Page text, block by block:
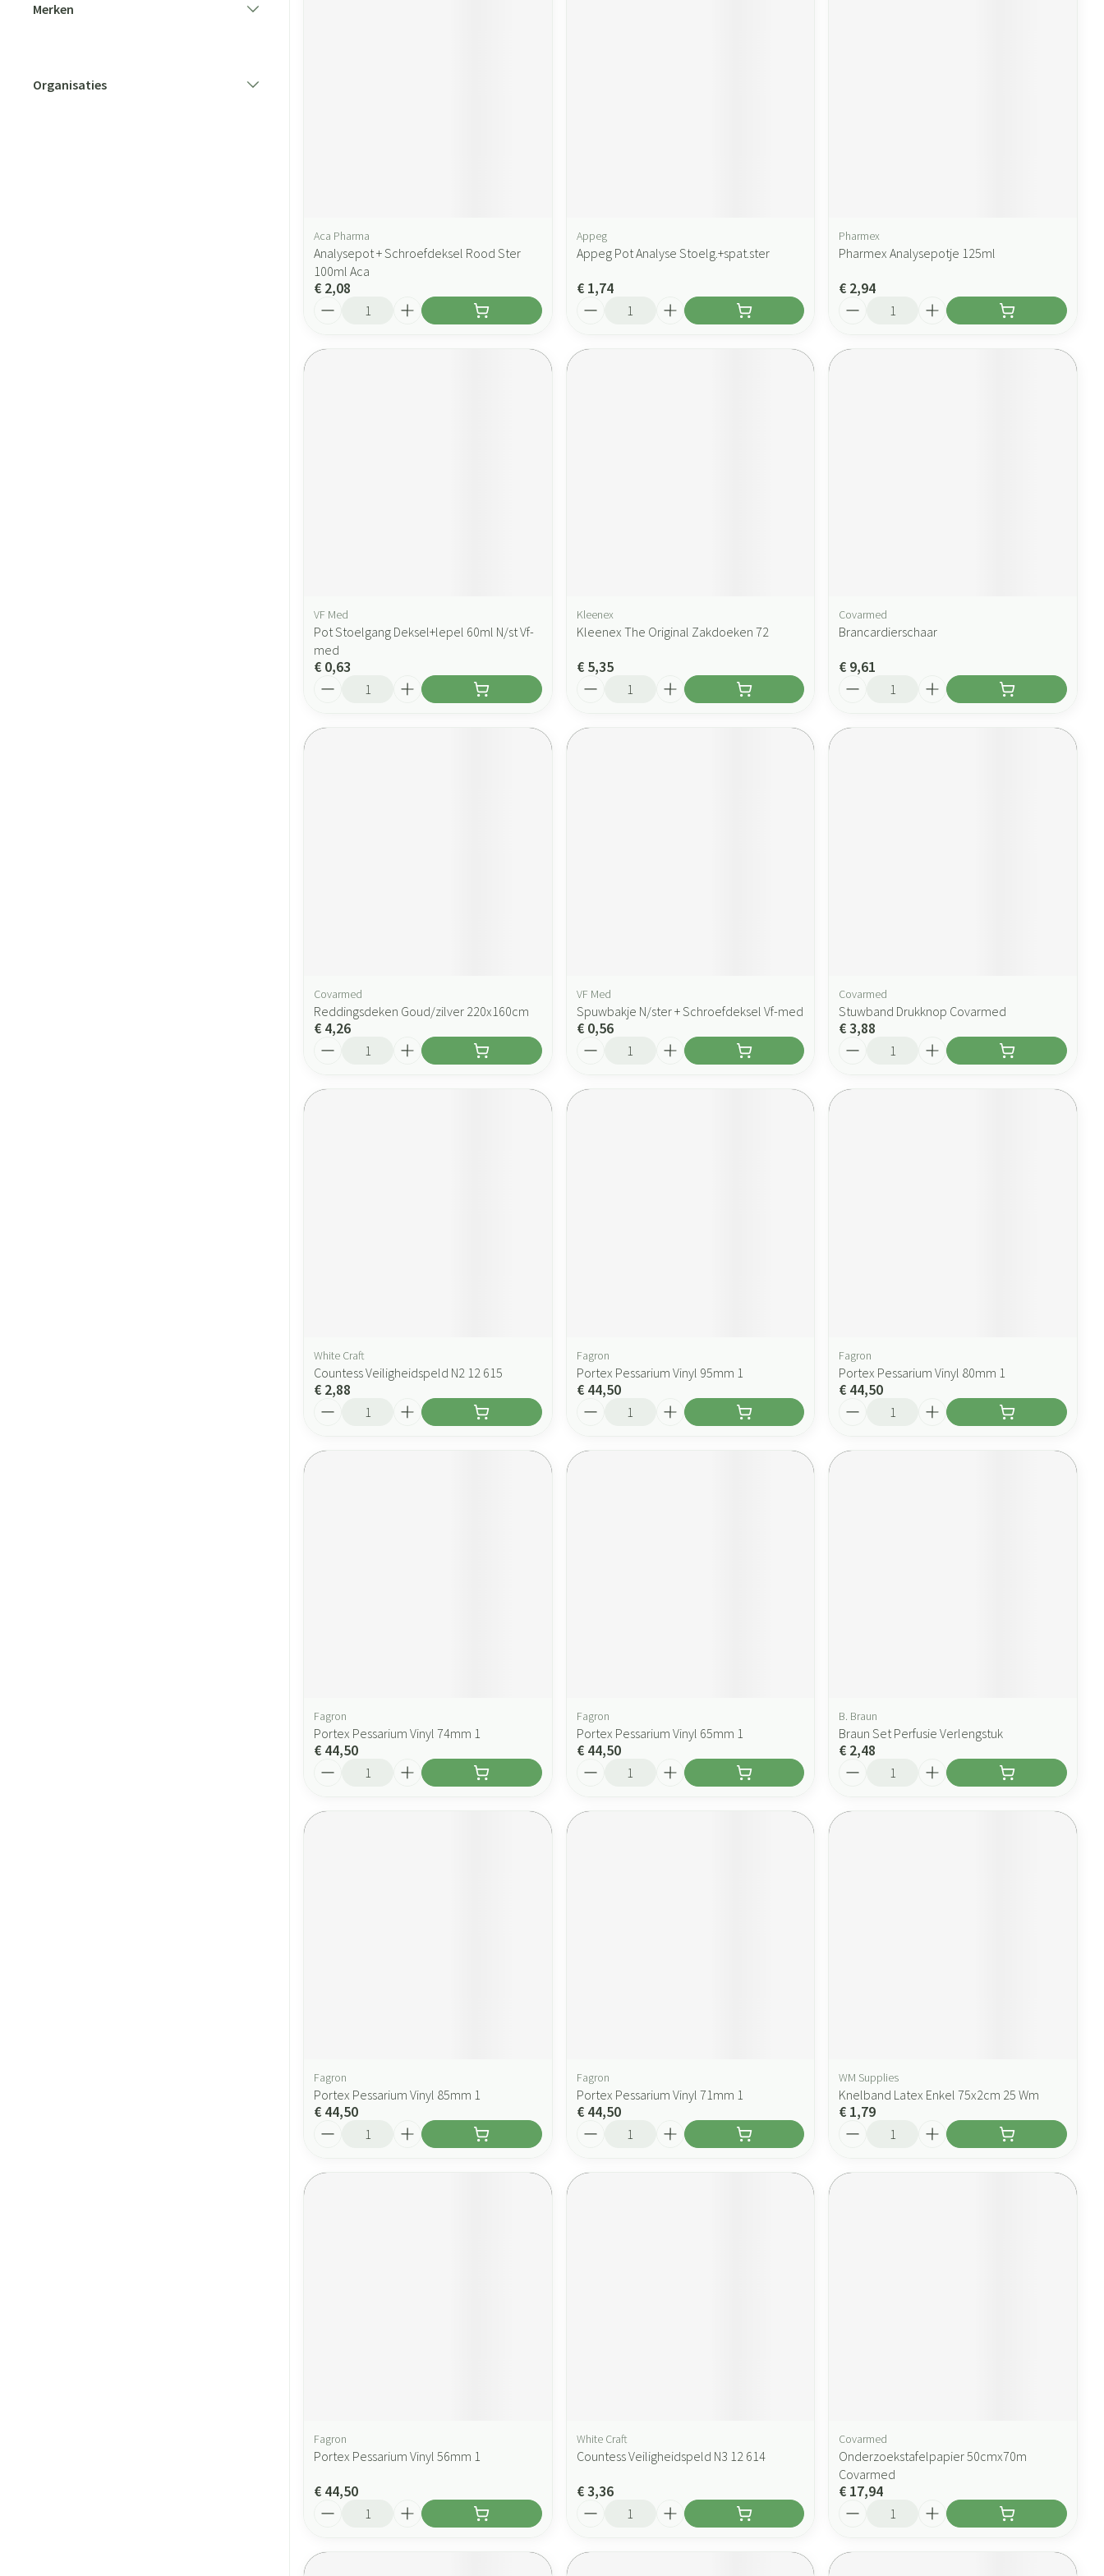
Merken
Organisaties
Aca Pharma
Analysepot + Schroefdeksel Rood Ster
100ml Aca
€ 2,08
Appeg
Appeg Pot Analyse Stoelg.+spat.ster
€ 1,74
Pharmex
Pharmex Analysepotje 125ml
€ 2,94
VF Med
Pot Stoelgang Deksel+lepel 60ml N/st Vf-
med
€ 0,63
Kleenex
Kleenex The Original Zakdoeken 72
€ 5,35
Covarmed
Brancardierschaar
€ 9,61
Covarmed
Reddingsdeken Goud/zilver 220x160cm
€ 4,26
VF Med
Spuwbakje N/ster + Schroefdeksel Vf-med
€ 0,56
Covarmed
Stuwband Drukknop Covarmed
€ 3,88
White Craft
Countess Veiligheidspeld N2 12 615
€ 2,88
Fagron
Portex Pessarium Vinyl 95mm 1
€ 44,50
Fagron
Portex Pessarium Vinyl 80mm 1
€ 44,50
Fagron
Portex Pessarium Vinyl 74mm 1
€ 44,50
Fagron
Portex Pessarium Vinyl 65mm 1
€ 44,50
B. Braun
Braun Set Perfusie Verlengstuk
€ 2,48
Fagron
Portex Pessarium Vinyl 85mm 1
€ 44,50
Fagron
Portex Pessarium Vinyl 71mm 1
€ 44,50
WM Supplies
Knelband Latex Enkel 75x2cm 25 Wm
€ 1,79
Fagron
Portex Pessarium Vinyl 56mm 1
€ 44,50
White Craft
Countess Veiligheidspeld N3 12 614
€ 3,36
Covarmed
Onderzoekstafelpapier 50cmx70m
Covarmed
€ 17,94